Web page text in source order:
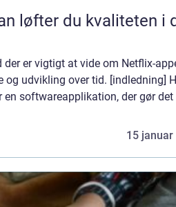
løfter du kvaliteten i
er vigtigt at vide om Netflix-
og udvikling over tid. [indledning]
en softwareapplikation, der gør det
15 januar